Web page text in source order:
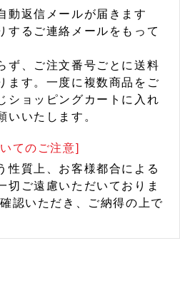
動返信メールが届きます
するご連絡メールをもって
ず、ご注文番号ごとに送料
ます。一度に複数商品をご
ショッピングカートに入れ
いいたします。
てのご注意]
性質上、お客様都合による
切ご遠慮いただいておりま
認いただき、ご納得の上で